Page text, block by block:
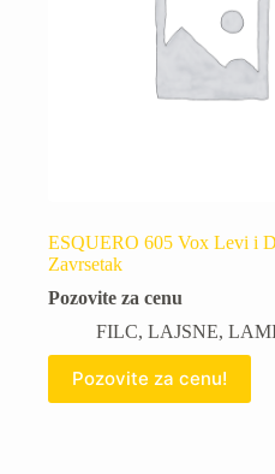
ESQUERO 605 Vox Levi i
Zavrsetak
Pozovite za cenu
FILC, LAJSNE,
Pozovite za cenu!